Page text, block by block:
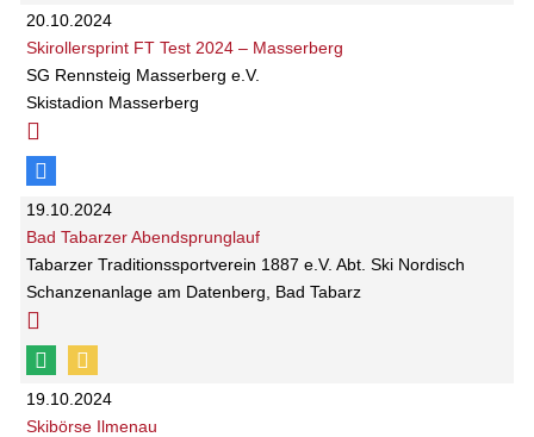
20.10.2024
Skirollersprint FT Test 2024 – Masserberg
SG Rennsteig Masserberg e.V.
Skistadion Masserberg
19.10.2024
Bad Tabarzer Abendsprunglauf
Tabarzer Traditionssportverein 1887 e.V. Abt. Ski Nordisch
Schanzenanlage am Datenberg, Bad Tabarz
19.10.2024
Skibörse Ilmenau